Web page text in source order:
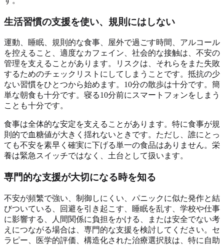
生活習慣の支援を使い、規則にはしない
運動、睡眠、規則的な食事、屋外で過ごす時間、アルコール
を控えること、適度なカフェイン、社会的な接触は、不安の
管理を支えることがあります。リスクは、それらをまた失敗
するためのチェックリストにしてしまうことです。抵抗の少
ない習慣をひとつから始めます。10分の散歩は十分です。簡
単な朝食も十分です。寝る10分前にスマートフォンをしまう
ことも十分です。
食事は全体的な安定を支えることがあります。特に食事が規
則的で血糖値が大きく揺れないときです。ただし、誰にとっ
ても不安を素早く確実に下げる単一の食品はありません。栄
養は緊急スイッチではなく、土台として扱います。
専門的な支援が大切になる時を知る
不安が頻繁で強い、制御しにくい、パニックに似た発作と結
びついている、回避を引き起こす、睡眠を乱す、学校や仕事
に影響する、人間関係に負担をかける、または安全でない考
えにつながる場合は、専門的な支援を検討してください。セ
ラピー、医学的評価、構造化された治療選択肢は、特に自助